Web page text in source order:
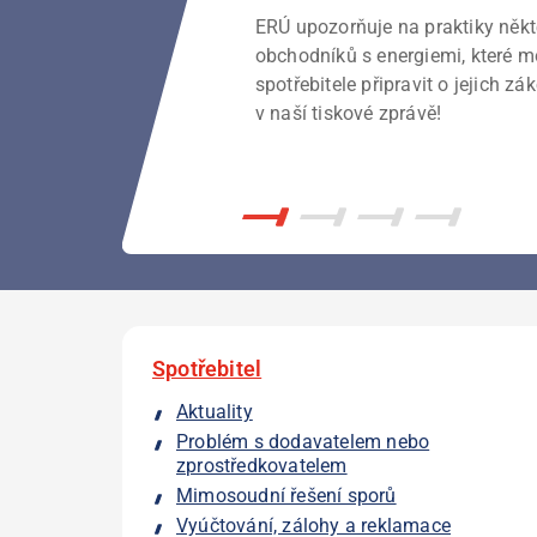
ERÚ upozorňuje na praktiky
obchodníků s energiemi, které
spotřebitele připravit o jejich
v naší tiskové zprávě!
zamítl návrh společnosti EG.D,
žalobou domáhala zneplatnění
výměrů stanovující regulované
v elektroenergetice.
Pro naplnění vytyčených cílů
struktury v oblasti regulovaných
roku 2027 ke změně tarifní
přenosové soustavy a
Potřebuji licenci? Jak správně
získání licence na ukládání
Spotřebitel
Aktuality
Problém s dodavatelem nebo
zprostředkovatelem
Mimosoudní řešení sporů
Vyúčtování, zálohy a reklamace